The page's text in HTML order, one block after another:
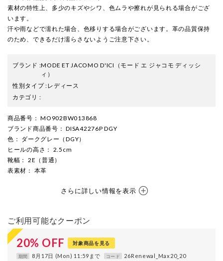
素材の特性上、多少のキズやシワ、色ムラや擦れが見られる場合がござ
います。
汗や雨などで濡れた場合、色移りする場合がございます。革の品質保持
のため、できるだけ濡らさないようご注意下さい。
ブランド :MODE ET JACOMO D'ICI （モード エ ジャコモ ディッシ
ィ）
性別タイプ:レディース
カテゴリ :
商品番号 ： MO902BW013868
ブランド商品番号 ： DISA42276P DGY
色 ： ダークグレー（DGY）
ヒールの高さ ： 2.5cm
靴幅 ： 2E（普通）
表素材 ： 本革
さらに詳しい情報を表示
ご利用可能なクーポン
20% OFF 対象商品を見る
期間 8月17日 (Mon) 11:59まで コード 26Renewal_Max20_20